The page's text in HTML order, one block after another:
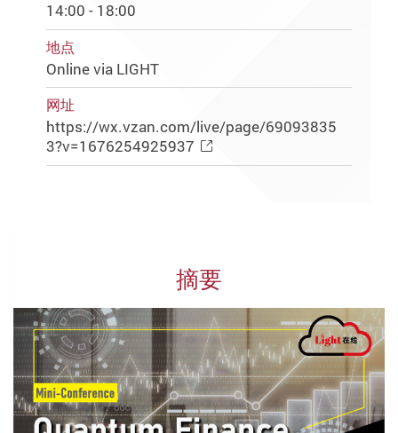
14:00 - 18:00
地点
Online via LIGHT
网址
https://wx.vzan.com/live/page/69093835
3?v=1676254925937
摘要